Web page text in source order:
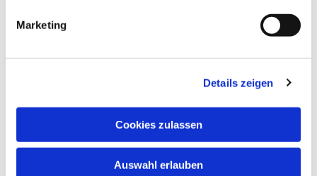
Marketing
Details zeigen
Cookies zulassen
Auswahl erlauben